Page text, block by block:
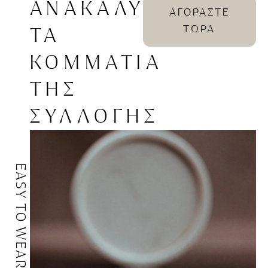
EASY TO WEAR
ΑΝΑΚΑΛΥΨΤΕ
ΤΑ
ΚΟΜΜΑΤΙΑ
ΤΗΣ
ΣΥΛΛΟΓΗΣ
ΑΓΟΡΑΣΤΕ
ΤΩΡΑ